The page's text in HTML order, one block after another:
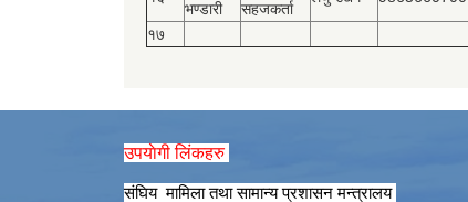
भण्डारी
सहजकर्ता
१७
उपयाेगी लिंकहरु
संघिय मामिला तथा सामान्य प्रशासन मन्त्रालय